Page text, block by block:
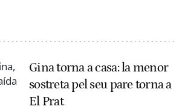
Gina torna a casa: la menor
sostreta pel seu pare torna a
El Prat